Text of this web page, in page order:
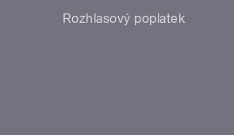
Rozhlasový poplatek